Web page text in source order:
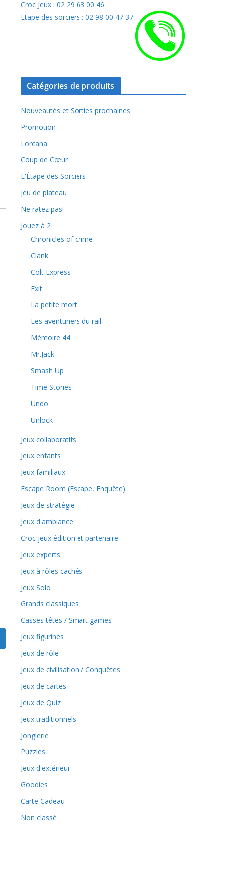
Croc Jeux : 02 29 63 00 46
Etape des sorciers : 02 98 00 47 37
Catégories de produits
Nouveautés et Sorties prochaines
Promotion
Lorcana
Coup de Cœur
L'Étape des Sorciers
jeu de plateau
Ne ratez pas!
Jouez à 2
Chronicles of crime
Clank
Colt Express
Exit
La petite mort
Les aventuriers du rail
Mémoire 44
Mr.Jack
Smash Up
Time Stories
Undo
Unlock
Jeux collaboratifs
Jeux enfants
Jeux familiaux
Escape Room (Escape, Enquête)
Jeux de stratégie
Jeux d'ambiance
Croc jeux édition et partenaire
Jeux experts
Jeux à rôles cachés
Jeux Solo
Grands classiques
Casses têtes / Smart games
Jeux figurines
Jeux de rôle
Jeux de civilisation / Conquêtes
Jeux de cartes
Jeux de Quiz
Jeux traditionnels
Jonglerie
Puzzles
Jeux d'extérieur
Goodies
Carte Cadeau
Non classé